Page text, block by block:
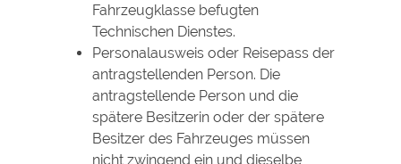
Fahrzeugklasse befugten
Technischen Dienstes.
Personalausweis oder Reisepass der
antragstellenden Person. Die
antragstellende Person und die
spätere Besitzerin oder der spätere
Besitzer des Fahrzeuges müssen
nicht zwingend ein und dieselbe